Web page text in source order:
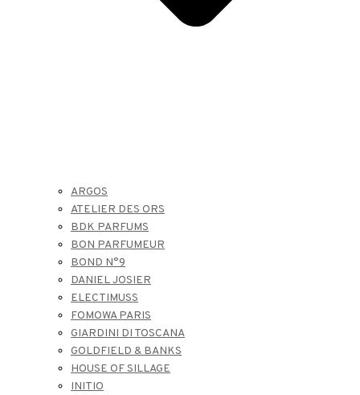
ARGOS
ATELIER DES ORS
BDK PARFUMS
BON PARFUMEUR
BOND N°9
DANIEL JOSIER
ELECTIMUSS
FOMOWA PARIS
GIARDINI DI TOSCANA
GOLDFIELD & BANKS
HOUSE OF SILLAGE
INITIO